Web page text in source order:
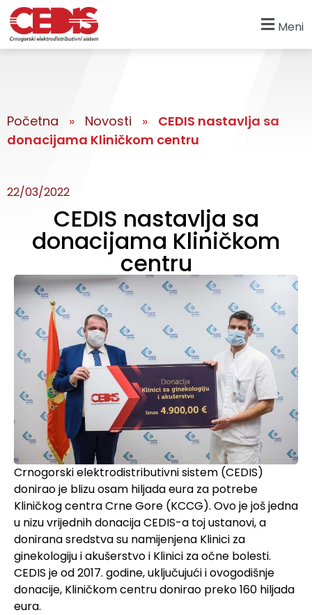
Meni
Početna » Novosti »
CEDIS nastavlja sa
donacijama Kliničkom centru
22/03/2022
CEDIS nastavlja sa
donacijama Kliničkom
centru
Crnogorski elektrodistributivni sistem (CEDIS)
donirao je blizu osam hiljada eura za potrebe
Kliničkog centra Crne Gore (KCCG). Ovo je još jedna
u nizu vrijednih donacija CEDIS-a toj ustanovi, a
donirana sredstva su namijenjena Klinici za
ginekologiju i akušerstvo i Klinici za očne bolesti.
CEDIS je od 2017. godine, uključujući i ovogodišnje
donacije, Kliničkom centru donirao preko 160 hiljada
eura.